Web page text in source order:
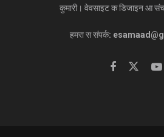
कुमारी। वेवसाइट क डिजाइन आ
हमरा स संपर्क: